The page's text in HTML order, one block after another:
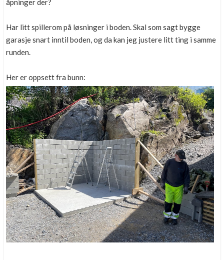
åpninger der?
Har litt spillerom på løsninger i boden. Skal som sagt bygge
garasje snart inntil boden, og da kan jeg justere litt ting i samme
runden.
Her er oppsett fra bunn: